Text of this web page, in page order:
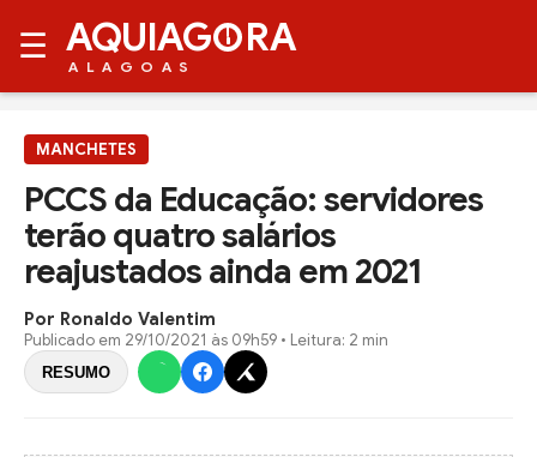
☰ AQUIAG RA
ALAGOAS
MANCHETES
PCCS da Educação: servidores
terão quatro salários
reajustados ainda em 2021
Por Ronaldo Valentim
Publicado em 29/10/2021 às 09h59 • Leitura: 2 min
RESUMO